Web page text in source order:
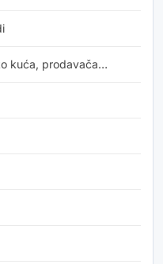
kuća, prodavača…